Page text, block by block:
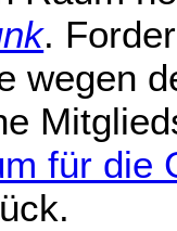
.
wegen
für die